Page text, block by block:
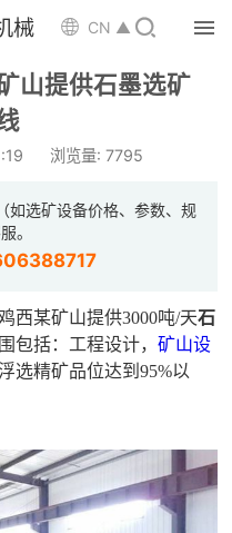
械 CN ▲ 
山提供石墨选矿
浏览量: 7795
如选矿设备价格、参数、规
。
西某矿山提供3000吨/天石
包括：工程设计，矿山设
选精矿品位达到95%以
 首页

 解决方案
 案例中心
 服务体系
 矿山设计院